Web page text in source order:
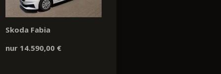
Skoda Fabia
nur 14.590,00 €